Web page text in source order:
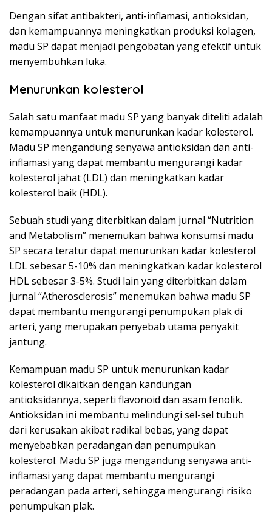
Dengan sifat antibakteri, anti-inflamasi, antioksidan,
dan kemampuannya meningkatkan produksi kolagen,
madu SP dapat menjadi pengobatan yang efektif untuk
menyembuhkan luka.
Menurunkan kolesterol
Salah satu manfaat madu SP yang banyak diteliti adalah
kemampuannya untuk menurunkan kadar kolesterol.
Madu SP mengandung senyawa antioksidan dan anti-
inflamasi yang dapat membantu mengurangi kadar
kolesterol jahat (LDL) dan meningkatkan kadar
kolesterol baik (HDL).
Sebuah studi yang diterbitkan dalam jurnal “Nutrition
and Metabolism” menemukan bahwa konsumsi madu
SP secara teratur dapat menurunkan kadar kolesterol
LDL sebesar 5-10% dan meningkatkan kadar kolesterol
HDL sebesar 3-5%. Studi lain yang diterbitkan dalam
jurnal “Atherosclerosis” menemukan bahwa madu SP
dapat membantu mengurangi penumpukan plak di
arteri, yang merupakan penyebab utama penyakit
jantung.
Kemampuan madu SP untuk menurunkan kadar
kolesterol dikaitkan dengan kandungan
antioksidannya, seperti flavonoid dan asam fenolik.
Antioksidan ini membantu melindungi sel-sel tubuh
dari kerusakan akibat radikal bebas, yang dapat
menyebabkan peradangan dan penumpukan
kolesterol. Madu SP juga mengandung senyawa anti-
inflamasi yang dapat membantu mengurangi
peradangan pada arteri, sehingga mengurangi risiko
penumpukan plak.